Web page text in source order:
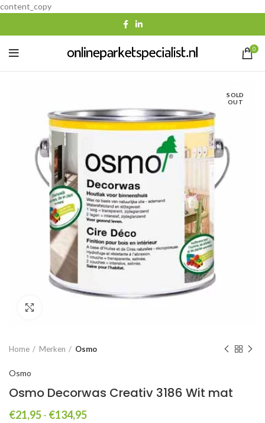
content_copy
0
SOLD
OUT
Home Merken Osmo
Osmo
Osmo Decorwas Creativ 3186 Wit mat
€21,95- €134,95Prijsklasse: